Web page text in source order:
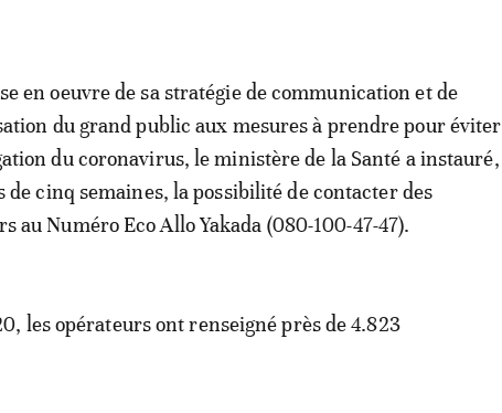
en oeuvre de sa stratégie de communication et de
du grand public aux mesures à prendre pour éviter
du coronavirus, le ministère de la Santé a instauré,
de cinq semaines, la possibilité de contacter des
au Numéro Eco Allo Yakada (080-100-47-47).
les opérateurs ont renseigné près de 4.823